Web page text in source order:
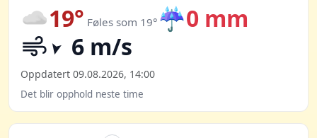
19° Føles som 19° ☔0 mm
6 m/s
Oppdatert 09.08.2026, 14:00
Det blir opphold neste time